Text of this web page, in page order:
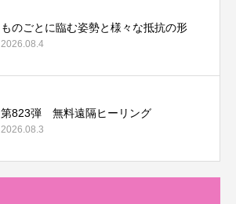
ものごとに臨む姿勢と様々な抵抗の形
2026.08.4
第823弾 無料遠隔ヒーリング
2026.08.3